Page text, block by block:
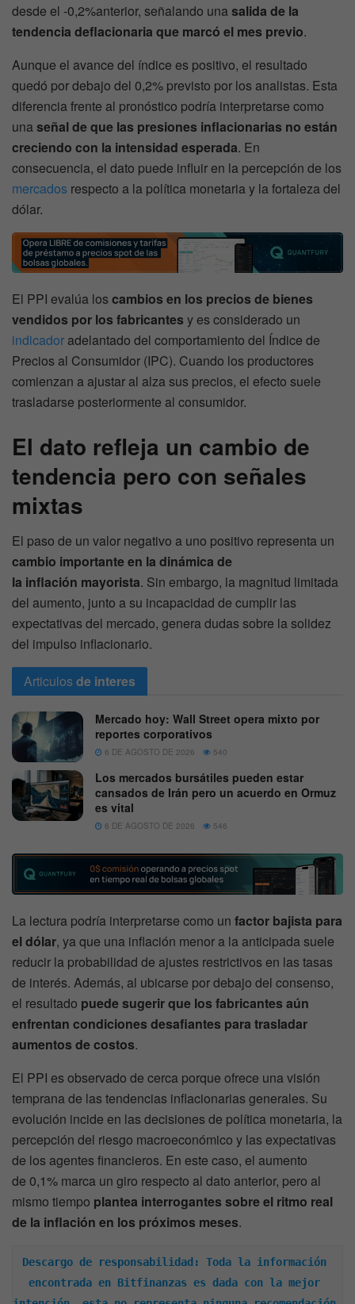
desde el -0,2%anterior, señalando unasalida de la
tendencia deflacionaria que marcó el mes previo.
Aunque el avance del índice es positivo, el resultado
quedó por debajo del 0,2% previsto por los analistas. Esta
diferencia frente al pronóstico podría interpretarse como
unaseñal de que las presiones inflacionarias no están
creciendo con la intensidad esperada. En
consecuencia, el dato puede influir en la percepción de los
mercados respecto a la política monetaria y la fortaleza del
dólar.
El PPI evalúa loscambios en los precios de bienes
vendidos por los fabricantes y es considerado un
indicador adelantado del comportamiento del Índice de
Precios al Consumidor (IPC). Cuando los productores
comienzan a ajustar al alza sus precios, el efecto suele
trasladarse posteriormente al consumidor.
El dato refleja un cambio de
tendencia pero con señales
mixtas
El paso de un valor negativo a uno positivo representa un
cambio importante en la dinámica de
la inflación mayorista. Sin embargo, la magnitud limitada
del aumento, junto a su incapacidad de cumplir las
expectativas del mercado, genera dudas sobre la solidez
del impulso inflacionario.
Articulosde interes
Mercado hoy: Wall Street opera mixto por
reportes corporativos
6 DE AGOSTO DE 2026 540
Los mercados bursátiles pueden estar
cansados de Irán pero un acuerdo en Ormuz
es vital
6 DE AGOSTO DE 2026 546
La lectura podría interpretarse como un factor bajista para
el dólar, ya que una inflación menor a la anticipada suele
reducir la probabilidad de ajustes restrictivos en las tasas
de interés. Además, al ubicarse por debajo del consenso,
el resultado puede sugerir que los fabricantes aún
enfrentan condiciones desafiantes para trasladar
aumentos de costos.
El PPI es observado de cerca porque ofrece una visión
temprana de las tendencias inflacionarias generales. Su
evolución incide en las decisiones de política monetaria, la
percepción del riesgo macroeconómico y las expectativas
de los agentes financieros. En este caso, el aumento
de 0,1% marca un giro respecto al dato anterior, pero al
mismo tiempo plantea interrogantes sobre el ritmo real
de la inflación en los próximos meses.
Descargo de responsabilidad: Toda la información
encontrada en Bitfinanzas es dada con la mejor